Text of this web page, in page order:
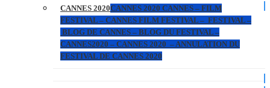
CANNES 2020CANNES 2020 CANNES – FILM
FESTIVAL – CANNES FILM FESTIVAL – FESTIVAL –
BLOG DE CANNES – BLOG DU FESTIVAL –
CANNES2020 – CANNES 2020 – ANNULATION DU
FESTIVAL DE CANNES 2020